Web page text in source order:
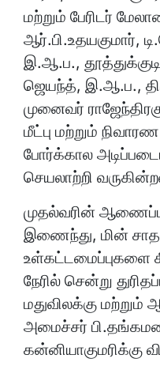
மற்றும் பேரிடர்
ஆர்.பி.உதயகுமார்,
இ.ஆ.ப.,
ஜெயந்த், இ.ஆ.ப.,
முனைவர்
மீட்பு மற்றும்
போர்க்கால
செயலாற்றி
முதல்வரின்
இணைந்து, மின்
உள்கட்டமைப்புகளை
நேரில் சென்று
மதுவிலக்கு
அமைச்சர்
கன்னியாகுமரிக்கு